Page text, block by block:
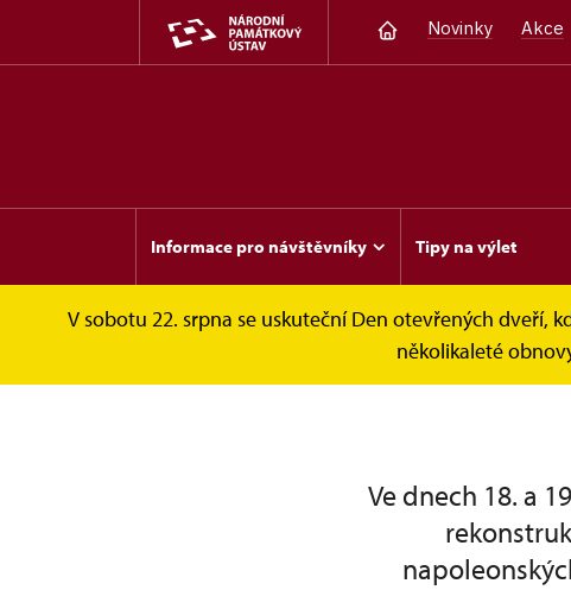
Novinky Akce
Informace pro návštěvníky Tipy na výlet
V sobotu 22. srpna se uskuteční Den otevřených dveří,
několikaleté
Invalidovna Fotogalerie Vojáci v
Ve dnech 18. a